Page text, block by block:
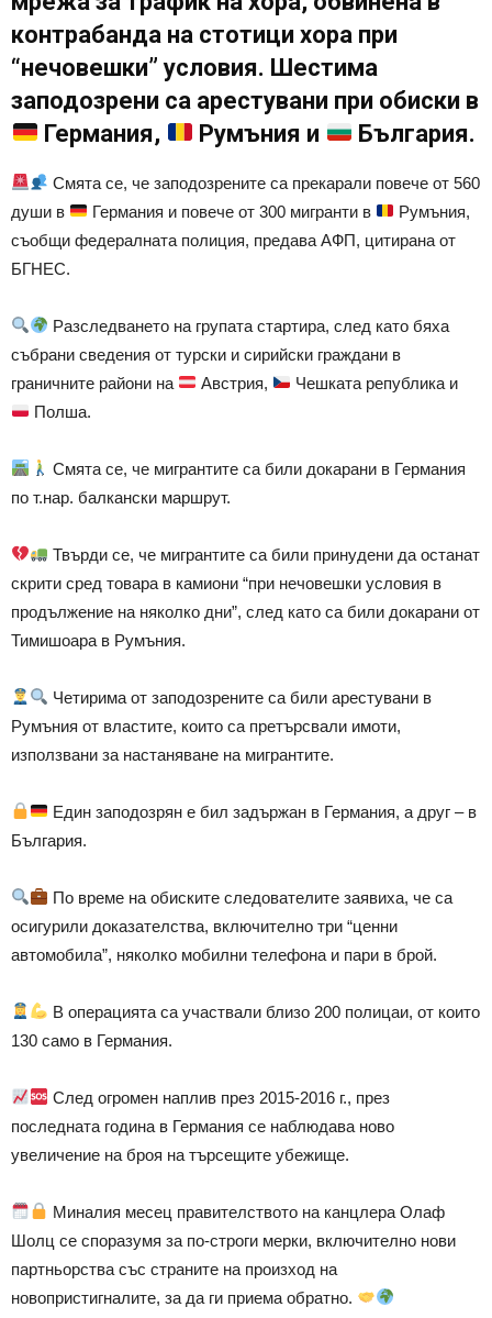
контрабанда на стотици хора при
“нечовешки” условия. Шестима
заподозрени са арестувани при обиски в
Германия,
Румъния и България.
Смята се, че заподозрените са прекарали повече от 560
души в
Германия и повече от 300 мигранти в
Румъния,
съобщи федералната полиция, предава АФП, цитирана от
БГНЕС.
Разследването на групата стартира, след като бяха
събрани сведения от турски и сирийски граждани в
граничните райони на
Австрия,
Чешката република и
Полша.
Смята се, че мигрантите са били докарани в Германия
по т.нар. балкански маршрут.
Твърди се, че мигрантите са били принудени да останат
скрити сред товара в камиони “при нечовешки условия в
продължение на няколко дни”, след като са били докарани от
Тимишоара в Румъния.
Четирима от заподозрените са били арестувани в
Румъния от властите, които са претърсвали имоти,
използвани за настаняване на мигрантите.
Един заподозрян е бил задържан в Германия, а друг – в
България.
По време на обиските следователите заявиха, че са
осигурили доказателства, включително три “ценни
автомобила”, няколко мобилни телефона и пари в брой.
В операцията са участвали близо 200 полицаи, от които
130 само в Германия.
След огромен наплив през 2015-2016 г., през
последната година в Германия се наблюдава ново
увеличение на броя на търсещите убежище.
Миналия месец правителството на канцлера Олаф
Шолц се споразумя за по-строги мерки, включително нови
партньорства със страните на произход на
новопристигналите, за да ги приема обратно.